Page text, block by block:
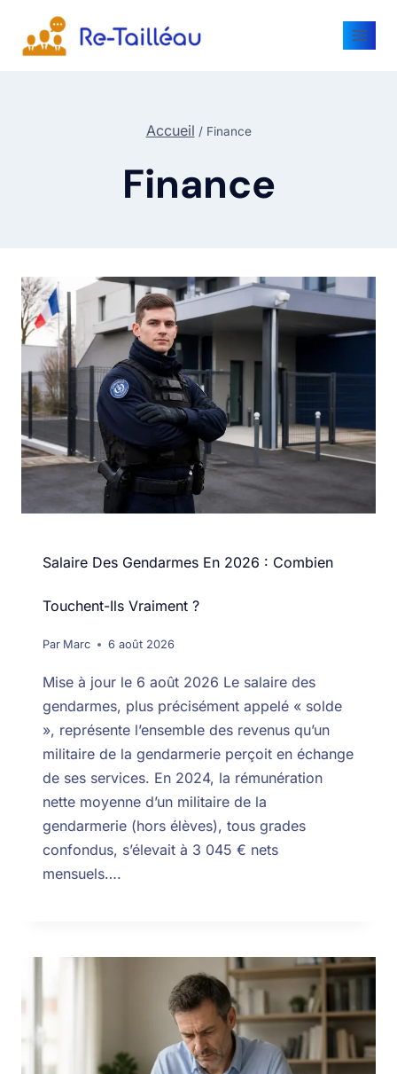
Accueil / Finance
Finance
Salaire Des Gendarmes En 2026 : Combien
Touchent-Ils Vraiment ?
Par Marc 6 août 2026
Mise à jour le 6 août 2026 Le salaire des
gendarmes, plus précisément appelé « solde
», représente l’ensemble des revenus qu’un
militaire de la gendarmerie perçoit en échange
de ses services. En 2024, la rémunération
nette moyenne d’un militaire de la
gendarmerie (hors élèves), tous grades
confondus, s’élevait à 3 045 € nets
mensuels….